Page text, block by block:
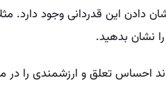
دادن این قدردانی وجود دارد.
نشان بدهید.
احساس تعلق و ارزشمندی را در